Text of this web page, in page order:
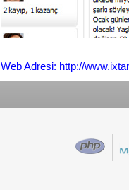
Web Adresi: http://